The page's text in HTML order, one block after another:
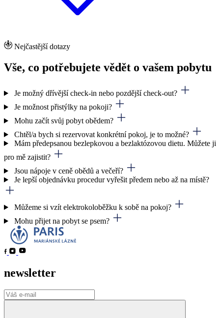
Nejčastější dotazy
Vše, co potřebujete vědět o vašem pobytu
Je možný dřívější check-in nebo pozdější check-out?
Je možnost přistýlky na pokoji?
Mohu začít svůj pobyt obědem?
Chtěl/a bych si rezervovat konkrétní pokoj, je to možné?
Mám předepsanou bezlepkovou a bezlaktózovou dietu. Můžete ji
pro mě zajistit?
Jsou nápoje v ceně obědů a večeří?
Je lepší objednávku procedur vyřešit předem nebo až na místě?
Můžeme si vzít elektrokoloběžku k sobě na pokoj?
Mohu přijet na pobyt se psem?
newsletter